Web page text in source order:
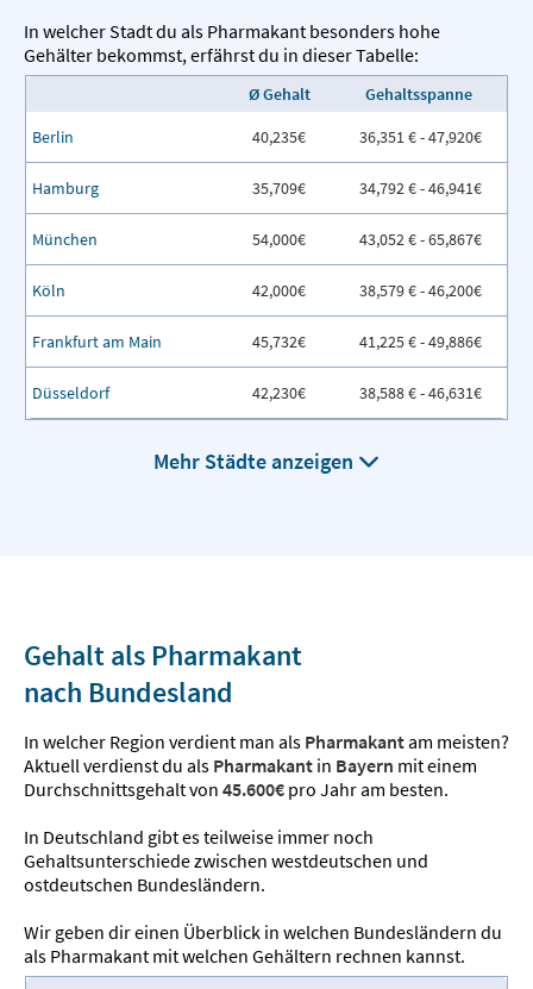
In welcher Stadt du als Pharmakant besonders hohe
Gehälter bekommst, erfährst du in dieser Tabelle:
Ø Gehalt
Gehaltsspanne
Berlin
40,235€ 36,351 € - 47,920€
Hamburg 35,709€ 34,792 € - 46,941€
München 54,000€ 43,052 € - 65,867€
Köln 42,000€ 38,579 € - 46,200€
Frankfurt am Main 45,732€ 41,225 € - 49,886€
Düsseldorf 42,230€ 38,588 € - 46,631€
Mehr Städte anzeigen
Gehalt als Pharmakant
nach Bundesland
In welcher Region verdient man als Pharmakantam meisten?
Aktuell verdienst du als Pharmakant in Bayern mit einem
Durchschnittsgehalt von 45.600€ pro Jahr am besten.
In Deutschland gibt es teilweise immer noch
Gehaltsunterschiede zwischen westdeutschen und
ostdeutschen Bundesländern.
Wir geben dir einen Überblick in welchen Bundesländern du
als Pharmakant mit welchen Gehältern rechnen kannst.